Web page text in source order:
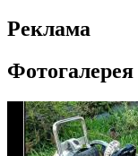
Реклама
Фотогалерея